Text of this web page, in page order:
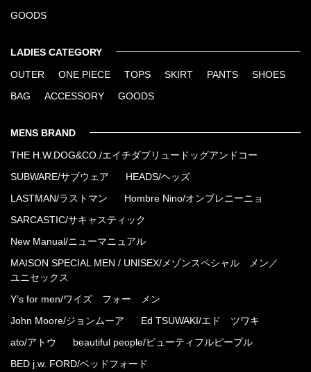
GOODS
LADIES CATEGORY
OUTER ONE PIECE TOPS SKIRT PANTS SHOES
BAG ACCESSORY GOODS
MENS BRAND
THE H.W.DOG&CO./エイチダブリュードッグアンドコー
SUBWARE/サブウェア HEADS/ヘッズ
LASTMAN/ラストマン Hombre Nino/オンブレニーニョ
SARCASTIC/サキャスティック
New Manual/ニューマニュアル
MAISON SPECIAL MEN / UNISEX/メゾンスペシャル メン／
ユニセックス
Y’s for men/ワイズ フォー メン
John Moore/ジョンムーア Ed TSUWAKI/エド ツワキ
ato/アトウ beautiful people/ビューティフルピープル
BED j.w. FORD/ベッドフォード